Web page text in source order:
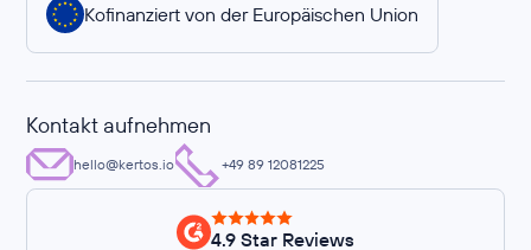
Kofinanziert von der Europäischen Union
Kontakt aufnehmen
hello@kertos.io +49 89 12081225
4.9 Star Reviews